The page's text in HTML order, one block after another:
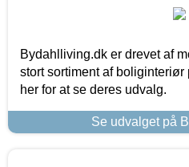
Bydahlliving.dk er drevet af
stort sortiment af
her for at se deres udvalg.
Se udvalget på